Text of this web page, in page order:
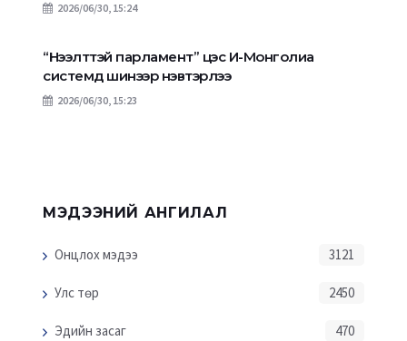
2026/06/30, 15:24
“Нээлттэй парламент” цэс И-Монголиа
системд шинээр нэвтэрлээ
2026/06/30, 15:23
МЭДЭЭНИЙ АНГИЛАЛ
Онцлох мэдээ 3121
Улс төр 2450
Эдийн засаг 470